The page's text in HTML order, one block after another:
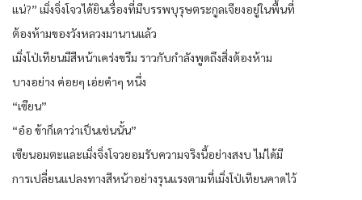
แน่?” เมิ่งจิ่งโจวได้ยินเรื่องที่มีบรรพบุรุษตระกูลเจียงอยู่ในพื้นที่
ต้องห้ามของวังหลวงมานานแล้ว
เมิ่งโป่เทียนมีสีหน้าเคร่งขรึม ราวกับกำลังพูดถึงสิ่งต้องห้าม
บางอย่าง ค่อยๆ เอ่ยคำๆ หนึ่ง
“เซียน”
“อ๋อ ข้าก็เดาว่าเป็นเช่นนั้น”
เซียนอมตะและเมิ่งจิ่งโจวยอมรับความจริงนี้อย่างสงบ ไม่ได้มี
การเปลี่ยนแปลงทางสีหน้าอย่างรุนแรงตามที่เมิ่งโป่เทียนคาดไว้